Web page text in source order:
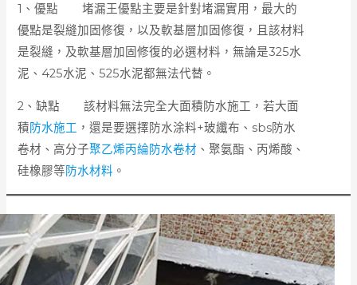
1、優點 堵漏王優點主要是針對堵漏實用，最大的
優點是裂縫加固修復，以及軟基層加固修復，且該材料
是裂縫，及軟基層加固修復的必選材料，無論是325水
泥、425水泥、525水泥都無法代替。
2、缺點 該材料無法完全大面積防水施工，若大面
積防水施工 ，還是要選擇防水涂料+玻纖布、sbs防水
卷材、高分子聚乙烯丙綸防水卷材 、聚氨酯、丙烯酸、
硅橡膠等防水材料 。